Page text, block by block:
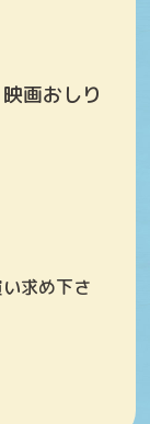
画おしり
求め下さ